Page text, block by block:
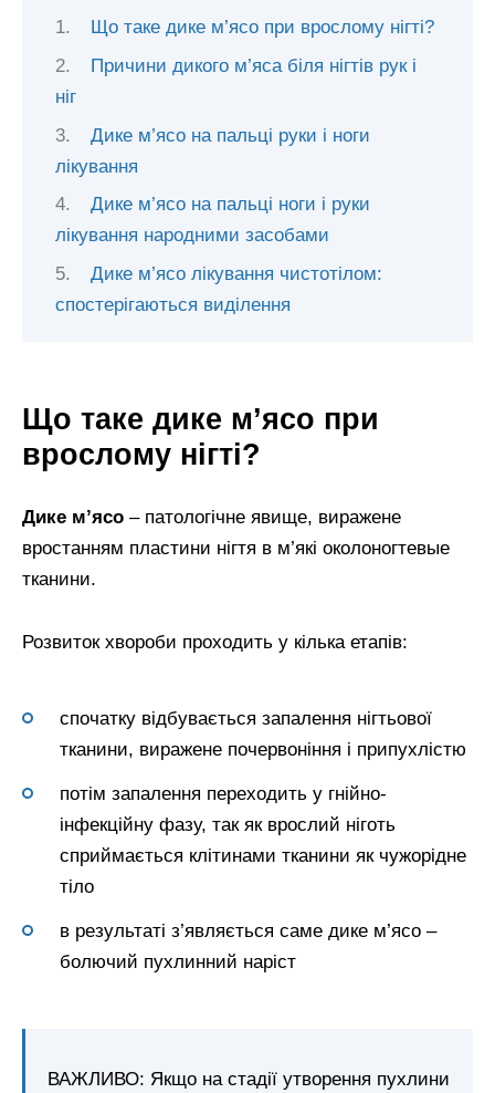
Що таке дике м’ясо при врослому нігті?
Причини дикого м’яса біля нігтів рук і
ніг
Дике м’ясо на пальці руки і ноги
лікування
Дике м’ясо на пальці ноги і руки
лікування народними засобами
Дике м’ясо лікування чистотілом:
спостерігаються виділення
Що таке дике м’ясо при
врослому нігті?
Дике м’ясо – патологічне явище, виражене
вростанням пластини нігтя в м’які околоногтевые
тканини.
Розвиток хвороби проходить у кілька етапів:
спочатку відбувається запалення нігтьової
тканини, виражене почервоніння і припухлістю
потім запалення переходить у гнійно-
інфекційну фазу, так як врослий ніготь
сприймається клітинами тканини як чужорідне
тіло
в результаті з’являється саме дике м’ясо –
болючий пухлинний наріст
ВАЖЛИВО: Якщо на стадії утворення пухлини